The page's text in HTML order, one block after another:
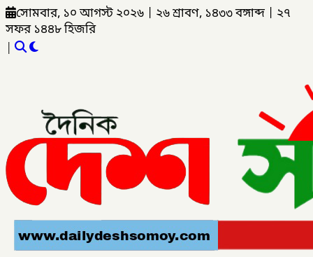
সোমবার, ১০ আগস্ট ২০২৬ ২৬ শ্রাবণ, ১৪৩৩ বঙ্গাব্দ
২৭
সফর ১৪৪৮ হিজরি
|